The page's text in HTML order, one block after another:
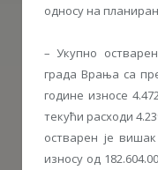
односу на
– Укупно
града Врања са
године износе
текући расходи
остварен је
износу од